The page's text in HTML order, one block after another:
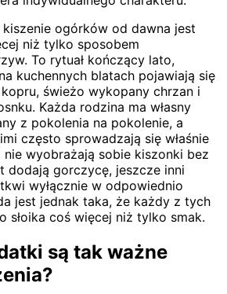
ogórków od dawna jest
niż tylko sposobem
To rytuał kończący lato,
kuchennych blatach pojawiają się
świeżo wykopany chrzan i
Każda rodzina ma własny
z pokolenia na pokolenie, a
często sprowadzają się właśnie
wyobrażają sobie kiszonki bez
dodają gorczycę, jeszcze inni
wyłącznie w odpowiednio
jest jednak taka, że każdy z tych
słoika coś więcej niż tylko smak.
są tak ważne